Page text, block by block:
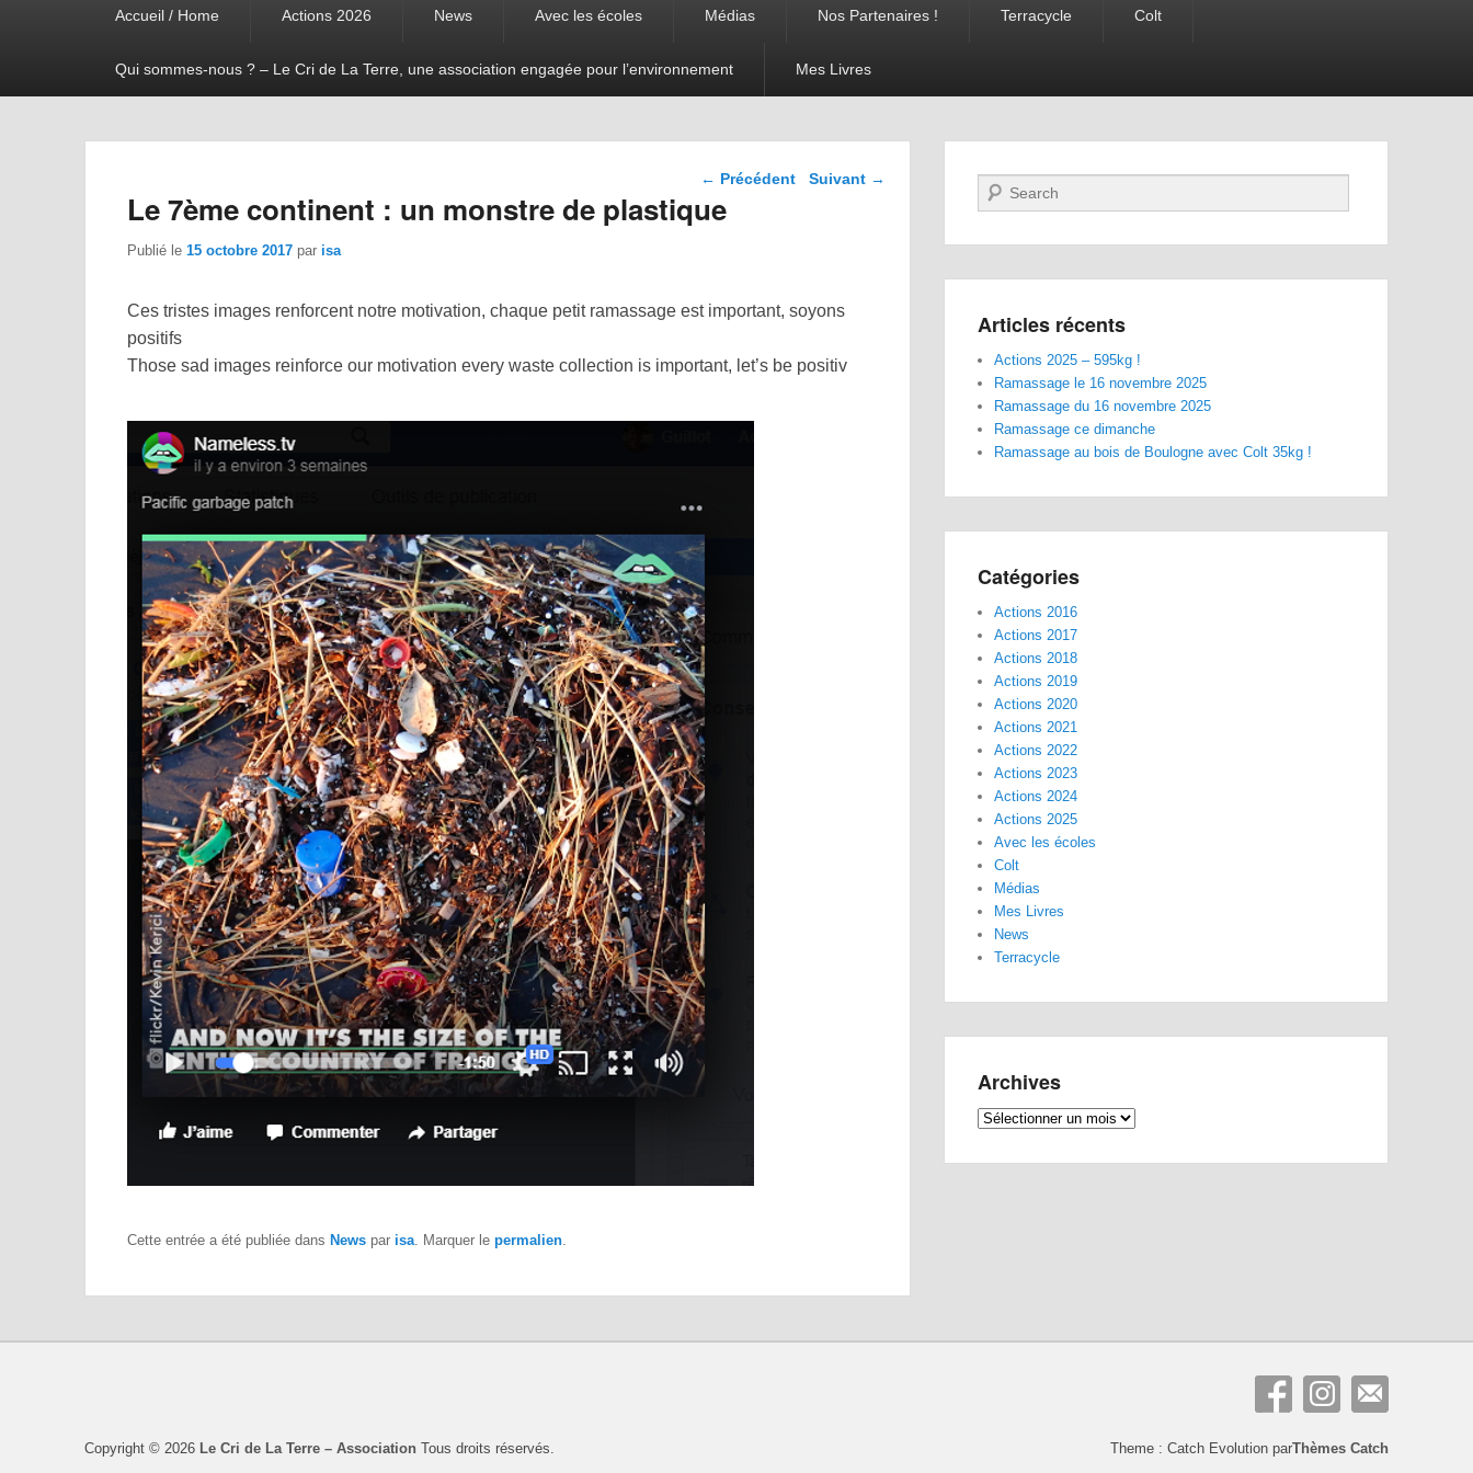
Accueil / Home Actions 2026 News Avec les écoles Médias Nos Partenaires ! Terracycle Colt
Qui sommes-nous ? – Le Cri de La Terre, une association engagée pour l’environnement Mes Livres
Navigation dans les
← Précédent Suivant →
Le 7ème continent : un monstre de plastique
Publié le 15 octobre 2017 par isa
Ces tristes images renforcent notre motivation, chaque petit ramassage est important, soyons
positifs
Those sad images reinforce our motivation every waste collection is important, let’s be positiv
Cette entrée a été publiée dans News par isa. Marquer le permalien.
Recherche
Articles récents
Actions 2025 – 595kg !
Ramassage le 16 novembre 2025
Ramassage du 16 novembre 2025
Ramassage ce dimanche
Ramassage au bois de Boulogne avec Colt 35kg !
Catégories
Actions 2016
Actions 2017
Actions 2018
Actions 2019
Actions 2020
Actions 2021
Actions 2022
Actions 2023
Actions 2024
Actions 2025
Avec les écoles
Colt
Médias
Mes Livres
News
Terracycle
Archives
Archives
Copyright © 2026 Le Cri de La Terre – Association Tous droits réservés. Theme : Catch Evolution parThèmes Catch